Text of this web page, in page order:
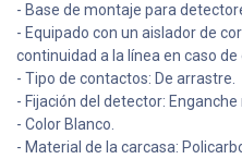
- Base de montaje para
- Equipado con un aislador de
continuidad a la línea en caso
- Tipo de contactos: De arrastre.
- Fijación del detector:
- Color Blanco.
- Material de la carcasa: